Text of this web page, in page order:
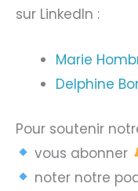
sur LinkedIn :
Marie
Delphine
Pour soutenir
vous abonner
noter notre